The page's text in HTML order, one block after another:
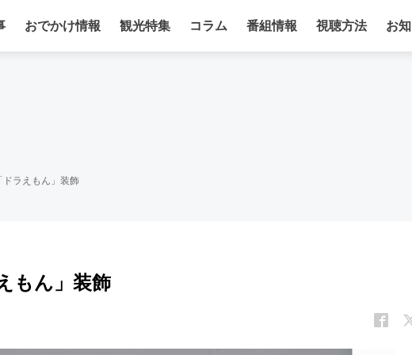
おでかけ情報 観光特集 コラム 番組情報 視聴方法 お
ラえもん」装飾
もん」装飾